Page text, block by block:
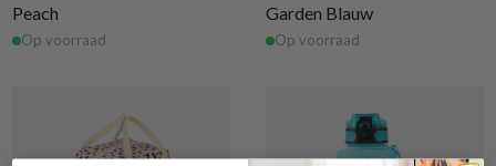
Peach
Op voorraad
Garden Blauw
Op voorraad